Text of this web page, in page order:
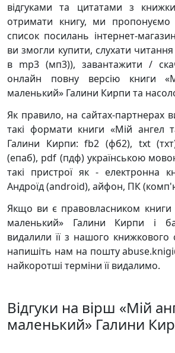
відгуками та цитатами з
отримати книгу, ми
список посилань інтернет-
ви змогли купити, слухати читання
в mp3 (мп3)), завантажити /
онлайн повну версію книги
маленький» Галини Кирпи та
Як правило, на сайтах-партнерах
такі формати книги «Мій ангел
Галини Кирпи: fb2 (фб2), txt
(епаб), pdf (пдф) українською
такі пристрої як - електронна
Андроїд (android), айфон, ПК
Якщо ви є правовласником книги
маленький» Галини Кирпи і
видалили її з нашого книжкового
напишіть нам на пошту
найкоротші терміни її видалимо.
Відгуки на вірш «Мій
маленький» Галини